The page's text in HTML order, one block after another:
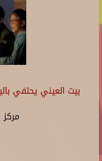
بيت العيني يحتفي